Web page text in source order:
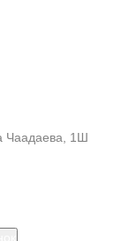
Чаадаева, 1Ш